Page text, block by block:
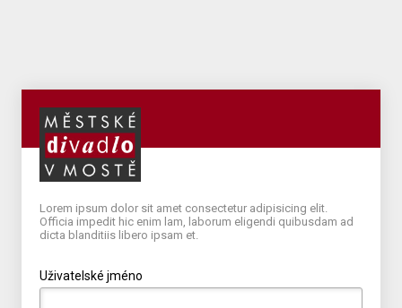
Lorem ipsum dolor sit amet consectetur adipisicing elit.
Officia impedit hic enim lam, laborum eligendi quibusdam ad
dicta blanditiis libero ipsam et.
Uživatelské jméno